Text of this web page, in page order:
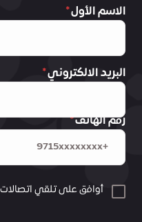
الاسم الأول
البريد الالكتروني
رقم الهاتف
أوافق على تلقي